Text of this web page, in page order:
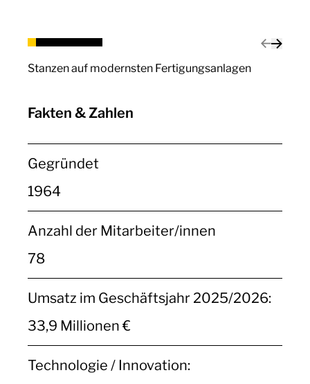
Stanzen auf modernsten Fertigungsanlagen
Fakten & Zahlen
Gegründet
1964
Anzahl der Mitarbeiter/innen
78
Umsatz im Geschäftsjahr 2025/2026:
33,9 Millionen €
Technologie / Innovation: